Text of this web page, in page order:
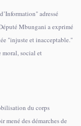
adressé
Mbungani a exprimé
"injuste et inacceptable."
moral, social et
du corps
mené des démarches de